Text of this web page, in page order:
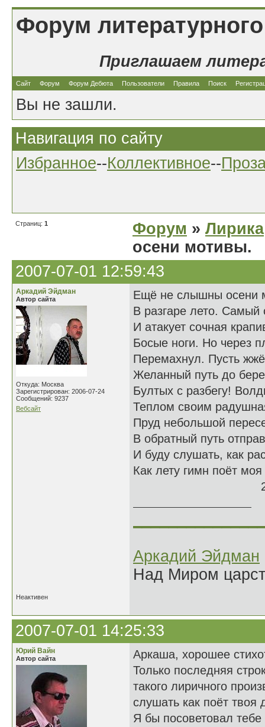
Форум
Приглашаем
Сайт Форум Форум Дебюта Пользователи Правила Поиск
Вы не зашли.
Навигация по сайту
Избранное--Коллективное--
Страниц: 1 Форум » Лирика
осени мотивы.
2007-07-01 12:59:43
Аркадий Эйдман
Автор сайта
Откуда: Москва
Зарегистрирован: 2006-07-24
Сообщений: 9237
Вебсайт
Ещё не слышны осени
В разгаре лето. Самый
И атакует сочная
Босые ноги. Но через
Перемахнул. Пусть
Желанный путь до
Бултых с разбегу!
Теплом своим
Пруд небольшой
В обратный путь
И буду слушать, как
Как лету гимн поёт
26-
Аркадий Эйдман
Над Миром
Неактивен
2007-07-01 14:25:33
Юрий Вайн
Автор сайта
Аркаша, хорошее
Только последняя
такого лиричного
слушать как поёт
Я бы посоветовал